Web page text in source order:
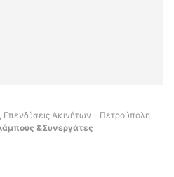
Επενδύσεις Ακινήτων - Πετρούπολη
&Συνεργάτες